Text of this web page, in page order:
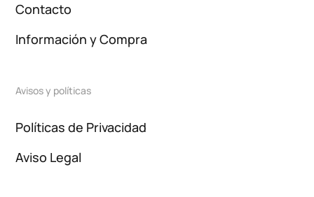
Contacto
Información y Compra
Avisos y políticas
Políticas de Privacidad
Aviso Legal